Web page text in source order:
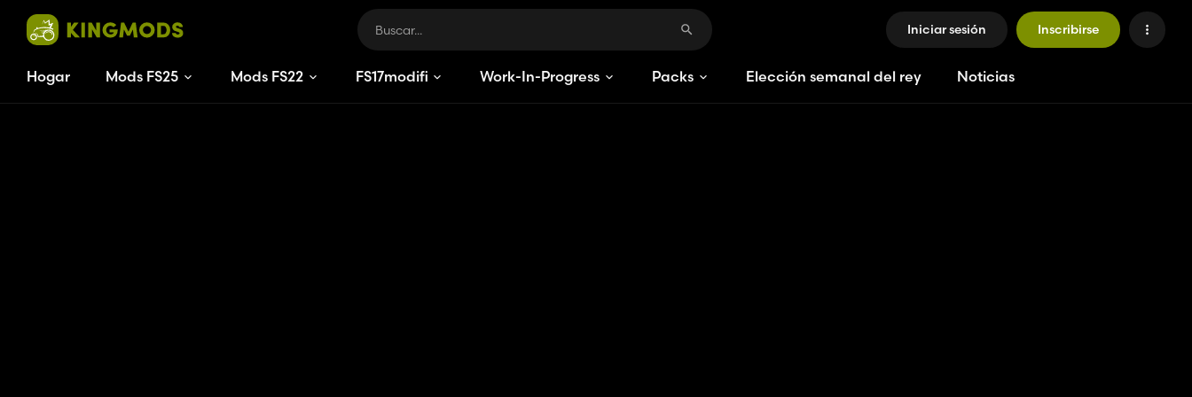
Iniciar sesión Inscribirse
Hogar Mods FS25 Mods FS22 FS17modificacionesWork-In-Progress Packs Elección semanal del rey Noticias